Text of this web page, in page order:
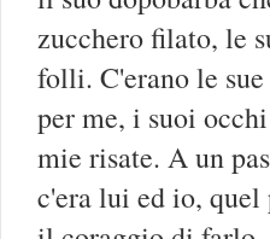
zucchero filato, le
folli. C'erano le
per me, i suoi
mie risate. A un
c'era lui ed io, quel